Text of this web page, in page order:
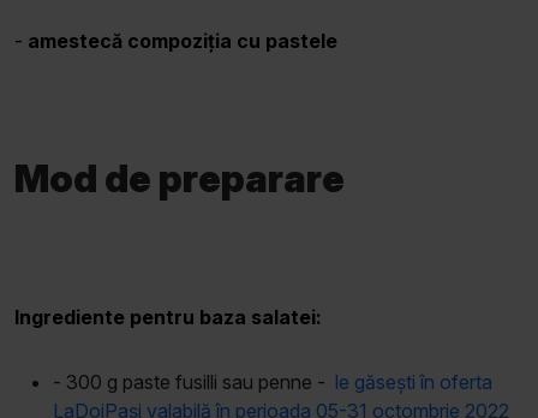
- amestecă compoziția cu pastele
Mod de preparare
Ingrediente pentru baza salatei:
- 300 g paste fusilli sau penne - le găsești în oferta
LaDoiPași valabilă în perioada 05-31 octombrie 2022